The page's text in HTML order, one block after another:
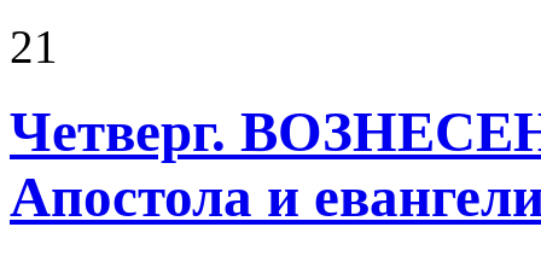
21
Четверг.
Апостола и